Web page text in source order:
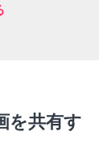
を共有す